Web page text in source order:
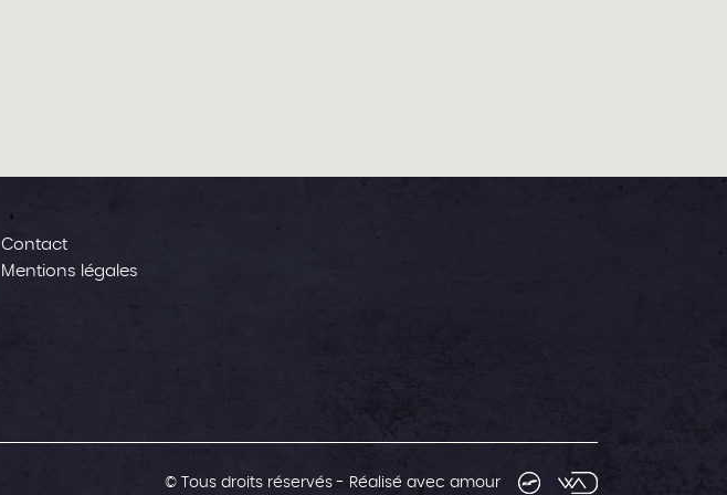
Contact
Mentions légales
© Tous droits réservés- Réalisé avec amour